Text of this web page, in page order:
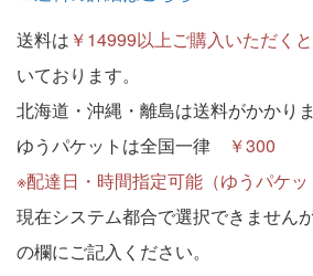
送料は ￥14999以上ご購入いただく
いております。
北海道・沖縄・離島は送料がかかりま
ゆうパケットは全国一律
￥300
※配達日・時間指定可能（ゆうパケッ
現在システム都合で選択できません
の欄にご記入ください。